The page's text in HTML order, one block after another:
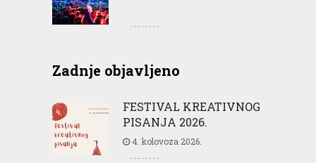
Zadnje objavljeno
FESTIVAL KREATIVNOG
PISANJA 2026.
4. kolovoza 2026.